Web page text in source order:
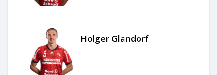
Holger Glandorf